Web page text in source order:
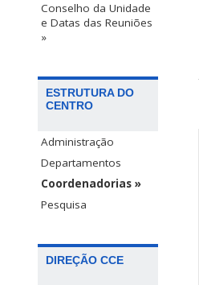
Conselho da Unidade
e Datas das Reuniões
»
ESTRUTURA DO
CENTRO
Administração
Departamentos
Coordenadorias »
Pesquisa
DIREÇÃO CCE